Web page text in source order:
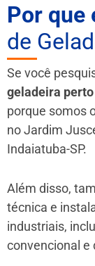
Por que
de
Se você
geladeira
porque somos
no Jardim
Indaiatuba-SP.
Além disso,
técnica e
industriais,
convencional e